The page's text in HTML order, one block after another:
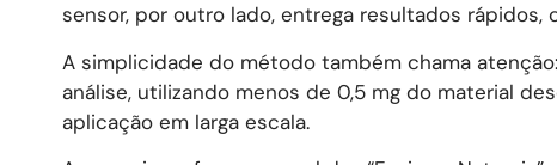
sensor, por outro lado, entrega resultados
A simplicidade do método também chama
análise, utilizando menos de 0,5 mg do material
aplicação em larga escala.